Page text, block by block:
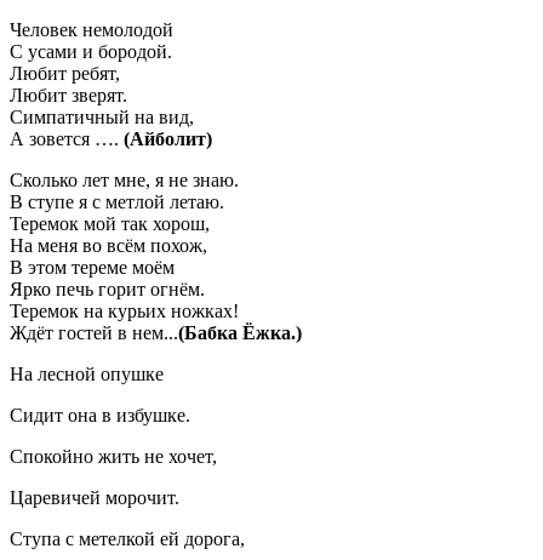
Человек немолодой
С усами и бородой.
Любит ребят,
Любит зверят.
Симпатичный на вид,
А зовется …. (Айболит)
Сколько лет мне, я не знаю.
В ступе я с метлой летаю.
Теремок мой так хорош,
На меня во всём похож,
В этом тереме моём
Ярко печь горит огнём.
Теремок на курьих ножках!
Ждёт гостей в нем...(Бабка Ёжка.)
На лесной опушке
Сидит она в избушке.
Спокойно жить не хочет,
Царевичей морочит.
Ступа с метелкой ей дорога,